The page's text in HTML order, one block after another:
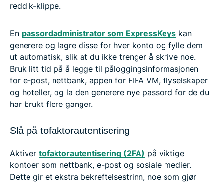
reddik-klippe.
En passordadministrator som ExpressKeys kan
generere og lagre disse for hver konto og fylle dem
ut automatisk, slik at du ikke trenger å skrive noe.
Bruk litt tid på å legge til påloggingsinformasjonen
for e-post, nettbank, appen for FIFA VM, flyselskaper
og hoteller, og la den generere nye passord for de du
har brukt flere ganger.
Slå på tofaktorautentisering
Aktiver tofaktorautentisering (2FA) på viktige
kontoer som nettbank, e-post og sosiale medier.
Dette gir et ekstra bekreftelsestrinn, noe som gjør